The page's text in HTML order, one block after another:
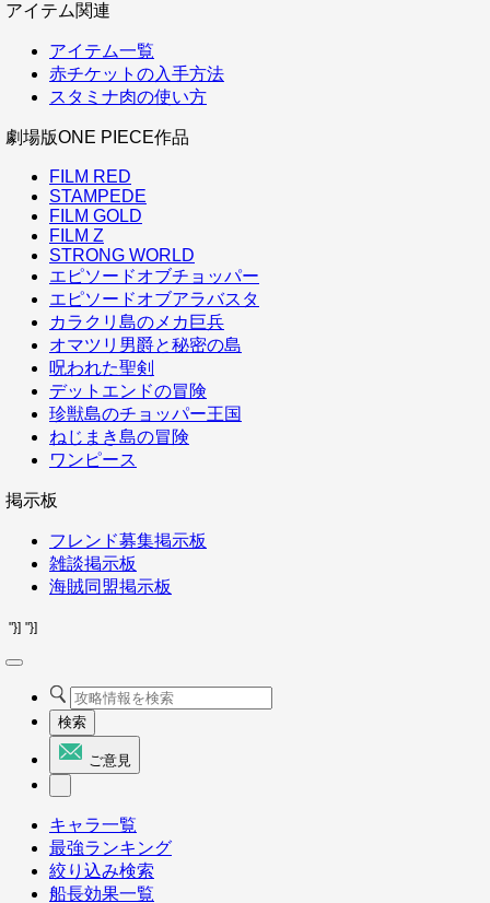
アイテム関連
アイテム一覧
赤チケットの入手方法
スタミナ肉の使い方
劇場版ONE PIECE作品
FILM RED
STAMPEDE
FILM GOLD
FILM Z
STRONG WORLD
エピソードオブチョッパー
エピソードオブアラバスタ
カラクリ島のメカ巨兵
オマツリ男爵と秘密の島
呪われた聖剣
デットエンドの冒険
珍獣島のチョッパー王国
ねじまき島の冒険
ワンピース
掲示板
フレンド募集掲示板
雑談掲示板
海賊同盟掲示板
"}] "}]
検索
ご意見
キャラ一覧
最強ランキング
絞り込み検索
船長効果一覧